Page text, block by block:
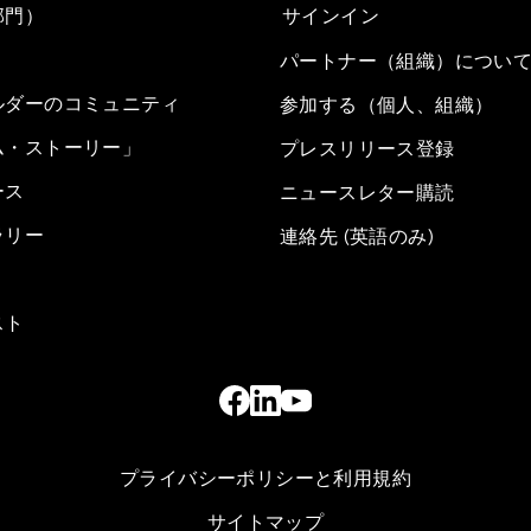
）
ーのコミュニティ
ストーリー」
リー
サインイン
パートナー（組織）につい
参加する（個人、組織）
プレスリリース登録
ニュースレター購読
連絡先 (英語のみ)
プライバシーポリシーと利用規約
サイトマップ